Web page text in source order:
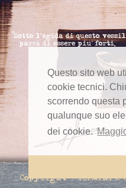
Questo sito web
cookie tecnici.
scorrendo questa
qualunque suo
dei cookie.
Copyright Termini e